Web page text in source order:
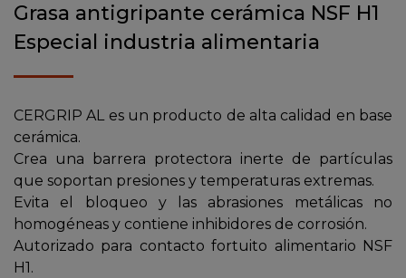
Grasa antigripante cerámica NSF H1
Especial industria alimentaria
CERGRIP AL es un producto de alta calidad en base
cerámica.
Crea una barrera protectora inerte de partículas
que soportan presiones y temperaturas extremas.
Evita el bloqueo y las abrasiones metálicas no
homogéneas y contiene inhibidores de corrosión.
Autorizado para contacto fortuito alimentario NSF
H1.